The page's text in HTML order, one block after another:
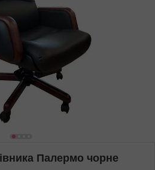
Палермо чорне